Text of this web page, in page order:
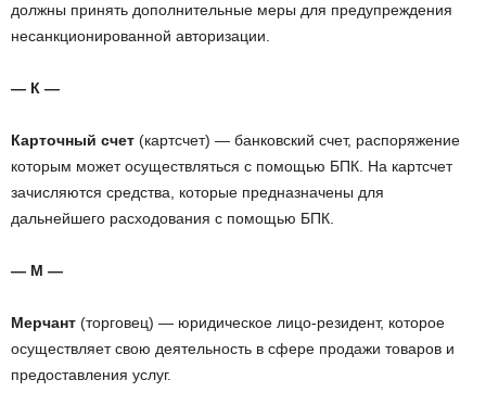
должны принять дополнительные меры для предупреждения
несанкционированной авторизации.
— К —
Карточный счет (картсчет) — банковский счет, распоряжение
которым может осуществляться с помощью БПК. На картсчет
зачисляются средства, которые предназначены для
дальнейшего расходования с помощью БПК.
— М —
Мерчант (торговец) — юридическое лицо-резидент, которое
осуществляет свою деятельность в сфере продажи товаров и
предоставления услуг.